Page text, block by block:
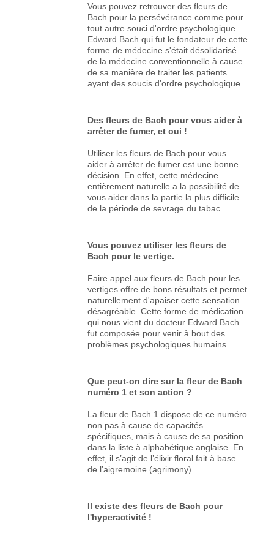
Vous pouvez retrouver des fleurs de
Bach pour la persévérance comme pour
tout autre souci d'ordre psychologique.
Edward Bach qui fut le fondateur de cette
forme de médecine s'était désolidarisé
de la médecine conventionnelle à cause
de sa manière de traiter les patients
ayant des soucis d'ordre psychologique.
Des fleurs de Bach pour vous aider à
arrêter de fumer, et oui !
Utiliser les fleurs de Bach pour vous
aider à arrêter de fumer est une bonne
décision. En effet, cette médecine
entièrement naturelle a la possibilité de
vous aider dans la partie la plus difficile
de la période de sevrage du tabac...
Vous pouvez utiliser les fleurs de
Bach pour le vertige.
Faire appel aux fleurs de Bach pour les
vertiges offre de bons résultats et permet
naturellement d'apaiser cette sensation
désagréable. Cette forme de médication
qui nous vient du docteur Edward Bach
fut composée pour venir à bout des
problèmes psychologiques humains...
Que peut-on dire sur la fleur de Bach
numéro 1 et son action ?
La fleur de Bach 1 dispose de ce numéro
non pas à cause de capacités
spécifiques, mais à cause de sa position
dans la liste à alphabétique anglaise. En
effet, il s’agit de l’élixir floral fait à base
de l’aigremoine (agrimony)...
Il existe des fleurs de Bach pour
l'hyperactivité !